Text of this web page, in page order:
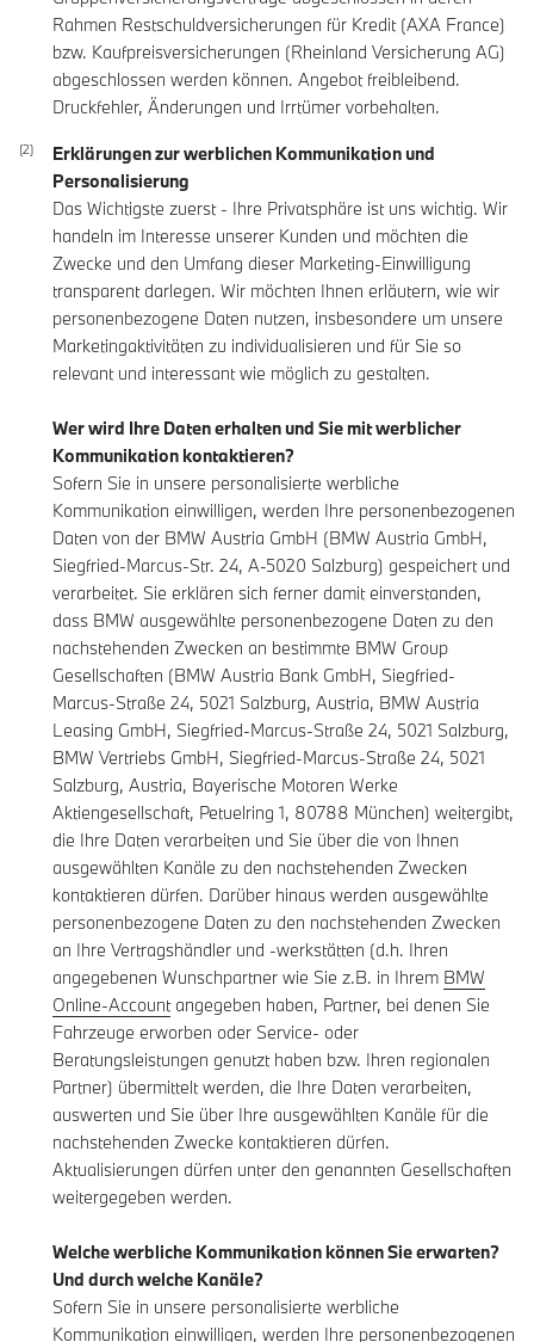
Rahmen Restschuldversicherungen für Kredit (AXA France)
bzw. Kaufpreisversicherungen (Rheinland Versicherung AG)
abgeschlossen werden können. Angebot freibleibend.
Druckfehler, Änderungen und Irrtümer vorbehalten.
Erklärungen zur werblichen Kommunikation und
Personalisierung
Das Wichtigste zuerst - Ihre Privatsphäre ist uns wichtig. Wir
handeln im Interesse unserer Kunden und möchten die
Zwecke und den Umfang dieser Marketing-Einwilligung
transparent darlegen. Wir möchten Ihnen erläutern, wie wir
personenbezogene Daten nutzen, insbesondere um unsere
Marketingaktivitäten zu individualisieren und für Sie so
relevant und interessant wie möglich zu gestalten.
Wer wird Ihre Daten erhalten und Sie mit werblicher
Kommunikation kontaktieren?
Sofern Sie in unsere personalisierte werbliche
Kommunikation einwilligen, werden Ihre personenbezogenen
Daten von der BMW Austria GmbH (BMW Austria GmbH,
Siegfried-Marcus-Str. 24, A-5020 Salzburg) gespeichert und
verarbeitet. Sie erklären sich ferner damit einverstanden,
dass BMW ausgewählte personenbezogene Daten zu den
nachstehenden Zwecken an bestimmte BMW Group
Gesellschaften (BMW Austria Bank GmbH, Siegfried-
Marcus-Straße 24, 5021 Salzburg, Austria, BMW Austria
Leasing GmbH, Siegfried-Marcus-Straße 24, 5021 Salzburg,
BMW Vertriebs GmbH, Siegfried-Marcus-Straße 24, 5021
Salzburg, Austria, Bayerische Motoren Werke
Aktiengesellschaft, Petuelring 1, 80788 München) weitergibt,
die Ihre Daten verarbeiten und Sie über die von Ihnen
ausgewählten Kanäle zu den nachstehenden Zwecken
kontaktieren dürfen. Darüber hinaus werden ausgewählte
personenbezogene Daten zu den nachstehenden Zwecken
an Ihre Vertragshändler und -werkstätten (d.h. Ihren
angegebenen Wunschpartner wie Sie z.B. in Ihrem BMW
Online-Accountangegeben haben, Partner, bei denen Sie
Fahrzeuge erworben oder Service- oder
Beratungsleistungen genutzt haben bzw. Ihren regionalen
Partner) übermittelt werden, die Ihre Daten verarbeiten,
auswerten und Sie über Ihre ausgewählten Kanäle für die
nachstehenden Zwecke kontaktieren dürfen.
Aktualisierungen dürfen unter den genannten Gesellschaften
weitergegeben werden.
Welche werbliche Kommunikation können Sie erwarten?
Und durch welche Kanäle?
Sofern Sie in unsere personalisierte werbliche
Kommunikation einwilligen, werden Ihre personenbezogenen